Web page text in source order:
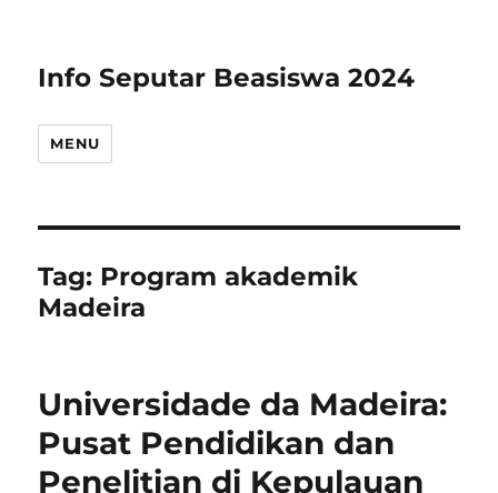
Info Seputar Beasiswa 2024
MENU
Tag: Program akademik
Madeira
Universidade da Madeira:
Pusat Pendidikan dan
Penelitian di Kepulauan